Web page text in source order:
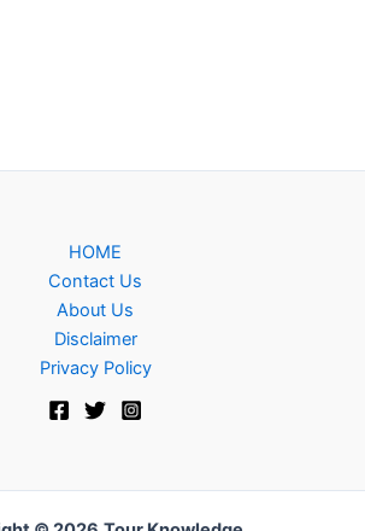
HOME
Contact Us
About Us
Disclaimer
Privacy Policy